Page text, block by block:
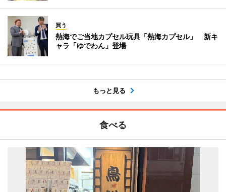
買う
熱海でご当地カプセル玩具「熱海カプセル」 新キ
ャラ「ゆでわん」登場
もっと見る
食べる